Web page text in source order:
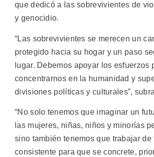
que dedicó a las sobrevivientes de
y genocidio.
“Las sobrevivientes se merecen un
protegido hacia su hogar y un paso
lugar. Debemos apoyar los esfuerzos
concentrarnos en la humanidad y
divisiones políticas y culturales”,
“No solo tenemos que imaginar un
las mujeres, niñas, niños y minorías
sino también tenemos que trabajar de
consistente para que se concrete,